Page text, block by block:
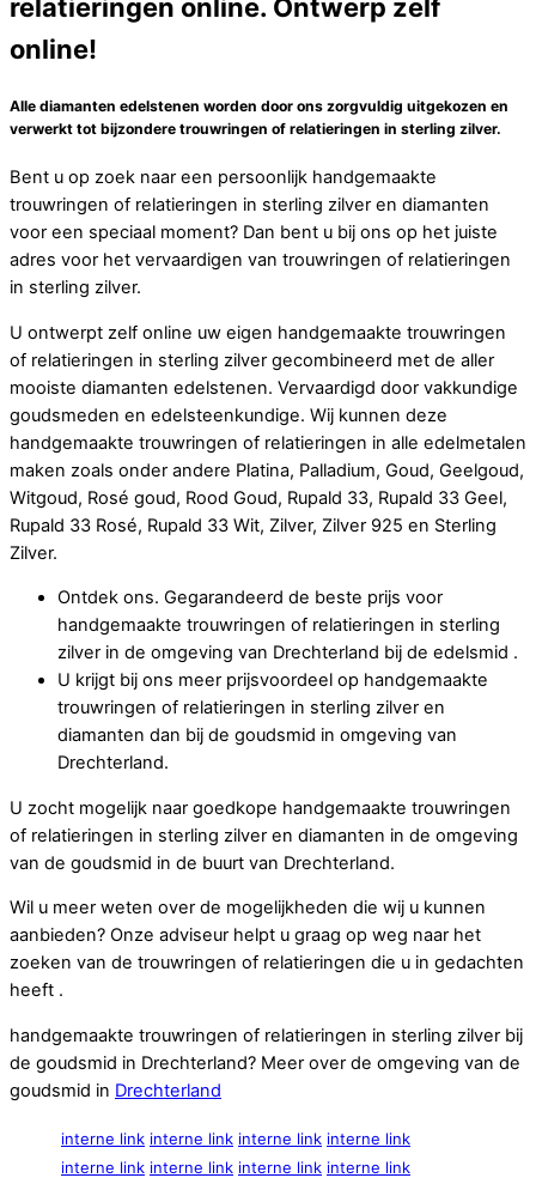
relatieringen online. Ontwerp zelf
online!
Alle diamanten edelstenen worden door ons zorgvuldig uitgekozen en
verwerkt tot bijzondere trouwringen of relatieringen in sterling zilver.
Bent u op zoek naar een persoonlijk handgemaakte
trouwringen of relatieringen in sterling zilver en diamanten
voor een speciaal moment? Dan bent u bij ons op het juiste
adres voor het vervaardigen van trouwringen of relatieringen
in sterling zilver.
U ontwerpt zelf online uw eigen handgemaakte trouwringen
of relatieringen in sterling zilver gecombineerd met de aller
mooiste diamanten edelstenen. Vervaardigd door vakkundige
goudsmeden en edelsteenkundige. Wij kunnen deze
handgemaakte trouwringen of relatieringen in alle edelmetalen
maken zoals onder andere Platina, Palladium, Goud, Geelgoud,
Witgoud, Rosé goud, Rood Goud, Rupald 33, Rupald 33 Geel,
Rupald 33 Rosé, Rupald 33 Wit, Zilver, Zilver 925 en Sterling
Zilver.
Ontdek ons. Gegarandeerd de beste prijs voor
handgemaakte trouwringen of relatieringen in sterling
zilver in de omgeving van Drechterland bij de edelsmid .
U krijgt bij ons meer prijsvoordeel op handgemaakte
trouwringen of relatieringen in sterling zilver en
diamanten dan bij de goudsmid in omgeving van
Drechterland.
U zocht mogelijk naar goedkope handgemaakte trouwringen
of relatieringen in sterling zilver en diamanten in de omgeving
van de goudsmid in de buurt van Drechterland.
Wil u meer weten over de mogelijkheden die wij u kunnen
aanbieden? Onze adviseur helpt u graag op weg naar het
zoeken van de trouwringen of relatieringen die u in gedachten
heeft .
handgemaakte trouwringen of relatieringen in sterling zilver bij
de goudsmid in Drechterland? Meer over de omgeving van de
goudsmid in Drechterland
interne link interne link interne link interne link
interne link interne link interne link interne link